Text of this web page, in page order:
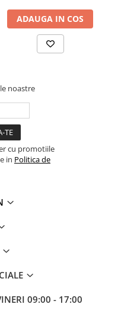
ADAUGA IN COS
noastre
cu promotiile
in Politica de
09:00 - 17:00